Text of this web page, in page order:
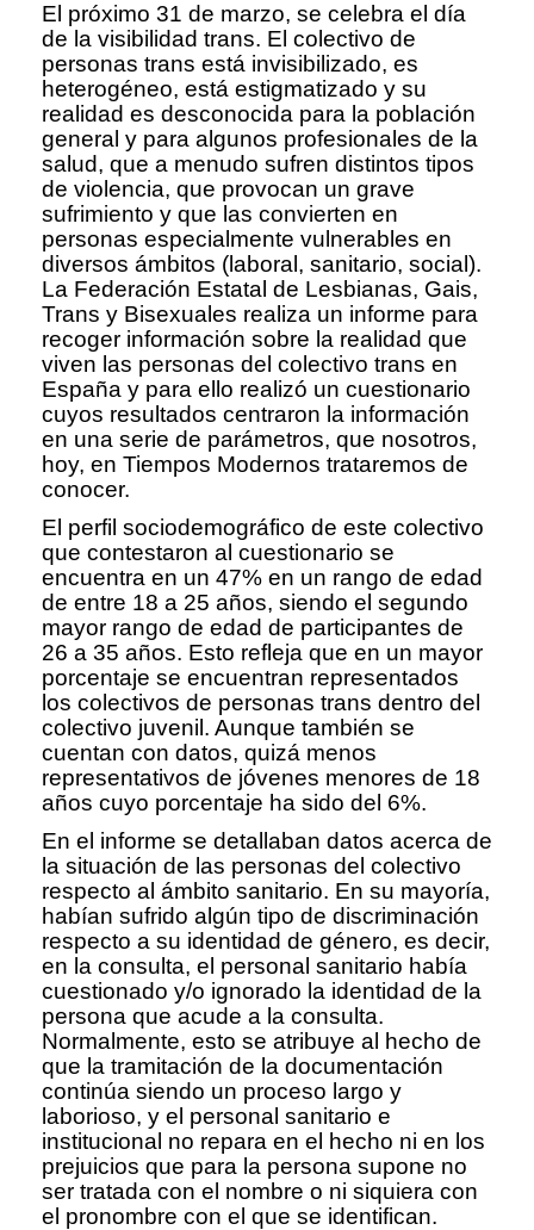
El próximo 31 de marzo, se celebra el día
de la visibilidad trans. El colectivo de
personas trans está invisibilizado, es
heterogéneo, está estigmatizado y su
realidad es desconocida para la población
general y para algunos profesionales de la
salud, que a menudo sufren distintos tipos
de violencia, que provocan un grave
sufrimiento y que las convierten en
personas especialmente vulnerables en
diversos ámbitos (laboral, sanitario, social).
La Federación Estatal de Lesbianas, Gais,
Trans y Bisexuales realiza un informe para
recoger información sobre la realidad que
viven las personas del colectivo trans en
España y para ello realizó un cuestionario
cuyos resultados centraron la información
en una serie de parámetros, que nosotros,
hoy, en Tiempos Modernos trataremos de
conocer.
El perfil sociodemográfico de este colectivo
que contestaron al cuestionario se
encuentra en un 47% en un rango de edad
de entre 18 a 25 años, siendo el segundo
mayor rango de edad de participantes de
26 a 35 años. Esto refleja que en un mayor
porcentaje se encuentran representados
los colectivos de personas trans dentro del
colectivo juvenil. Aunque también se
cuentan con datos, quizá menos
representativos de jóvenes menores de 18
años cuyo porcentaje ha sido del 6%.
En el informe se detallaban datos acerca de
la situación de las personas del colectivo
respecto al ámbito sanitario. En su mayoría,
habían sufrido algún tipo de discriminación
respecto a su identidad de género, es decir,
en la consulta, el personal sanitario había
cuestionado y/o ignorado la identidad de la
persona que acude a la consulta.
Normalmente, esto se atribuye al hecho de
que la tramitación de la documentación
continúa siendo un proceso largo y
laborioso, y el personal sanitario e
institucional no repara en el hecho ni en los
prejuicios que para la persona supone no
ser tratada con el nombre o ni siquiera con
el pronombre con el que se identifican.